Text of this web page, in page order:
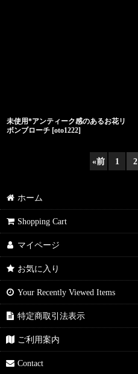
未使用*アンティーク感のあるお花リ
ボンブローチ [oto1222]
«前 1 2
ホーム
Shopping Cart
マイページ
お気に入り
Your Recently Viewed Items
特定商取引法表示
ご利用案内
Contact